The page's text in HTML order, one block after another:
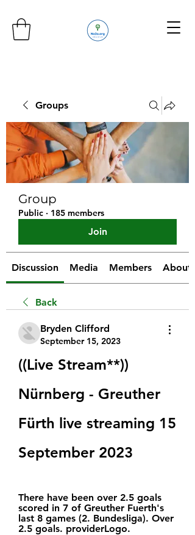
Groups
Group
Public · 185 members
Join
Discussion Media Members About
Back
Bryden Clifford
September 15, 2023
((Live Stream**))
Nürnberg - Greuther
Fürth live streaming 15
September 2023
There have been over 2.5 goals
scored in 7 of Greuther Fuerth's
last 8 games (2. Bundesliga). Over
2.5 goals. providerLogo.